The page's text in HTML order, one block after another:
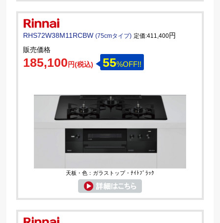
RHS72W38M11RCBW(75cmタイプ) 定価:411,400円
販売価格
185,100 円(税込) 55%OFF!!
天板・色：ガラストップ・ﾅｲﾄﾌﾞﾗｯｸ